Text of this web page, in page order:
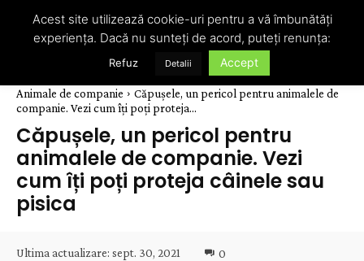
Animale de companie
Căpușele, un pericol pentru animalele de
companie. Vezi cum îți poți proteja...
Căpușele, un pericol pentru
animalele de companie. Vezi
cum îți poți proteja câinele sau
pisica
Ultima actualizare: sept. 30, 2021 0
Acest site utilizează cookie-uri pentru a vă îmbunătăți
experiența. Dacă nu sunteți de acord, puteți renunța:
Refuz Detalii Accept